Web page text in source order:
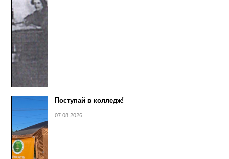
Поступай в колледж!
07.08.2026